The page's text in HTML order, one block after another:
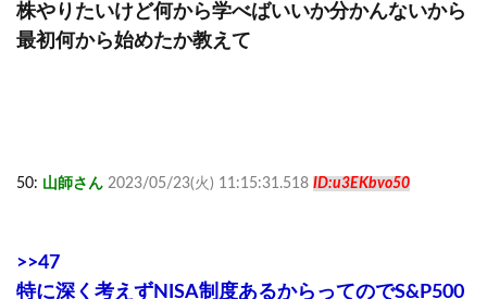
株やりたいけど何から学べばいいか分かんないから
最初何から始めたか教えて
50: 山師さん 2023/05/23(火) 11:15:31.518 ID:u3EKbvo50
>>47
特に深く考えずNISA制度あるからってのでS&P500